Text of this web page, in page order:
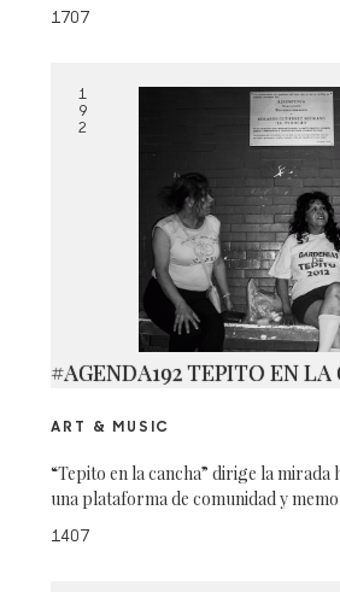
1707
1
9
2
#AGENDA192 TEPITO EN LA
ART & MUSIC
“Tepito en la cancha” dirige la mirada
una plataforma de comunidad y
1407